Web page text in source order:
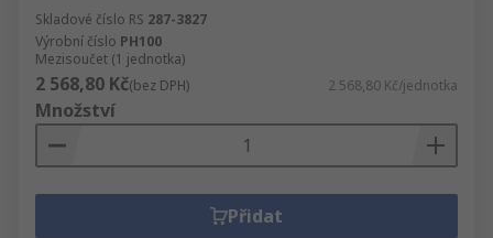
Skladové číslo RS 287-3827
Výrobní číslo PH100
Mezisoučet (1 jednotka)
2 568,80 Kč(bez DPH) 2 568,80 Kč/jednotka
Množství
Přidat